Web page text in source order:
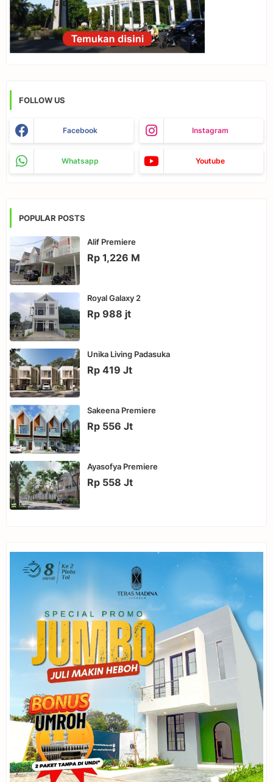
FOLLOW US
Facebook Instagram
Whatsapp Youtube
POPULAR POSTS
Alif Premiere
Rp 1,226 M
Royal Galaxy 2
Rp 988 jt
Unika Living Padasuka
Rp 419 Jt
Sakeena Premiere
Rp 556 Jt
Ayasofya Premiere
Rp 558 Jt